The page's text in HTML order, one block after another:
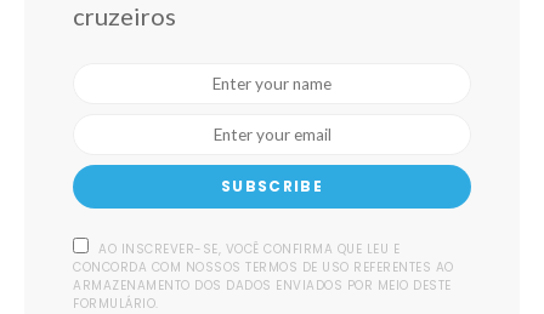
cruzeiros
SUBSCRIBE
AO INSCREVER-SE, VOCÊ CONFIRMA QUE LEU E
CONCORDA COM NOSSOS TERMOS DE USO REFERENTES AO
ARMAZENAMENTO DOS DADOS ENVIADOS POR MEIO DESTE
FORMULÁRIO.